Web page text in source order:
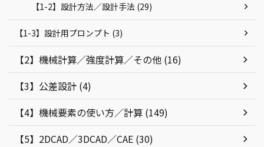
【1-2】設計方法／設計手法 (29)
【1-3】設計用プロンプト (3)
【2】機械計算／強度計算／その他 (16)
【3】公差設計 (4)
【4】機械要素の使い方／計算 (149)
【5】2DCAD／3DCAD／CAE (30)